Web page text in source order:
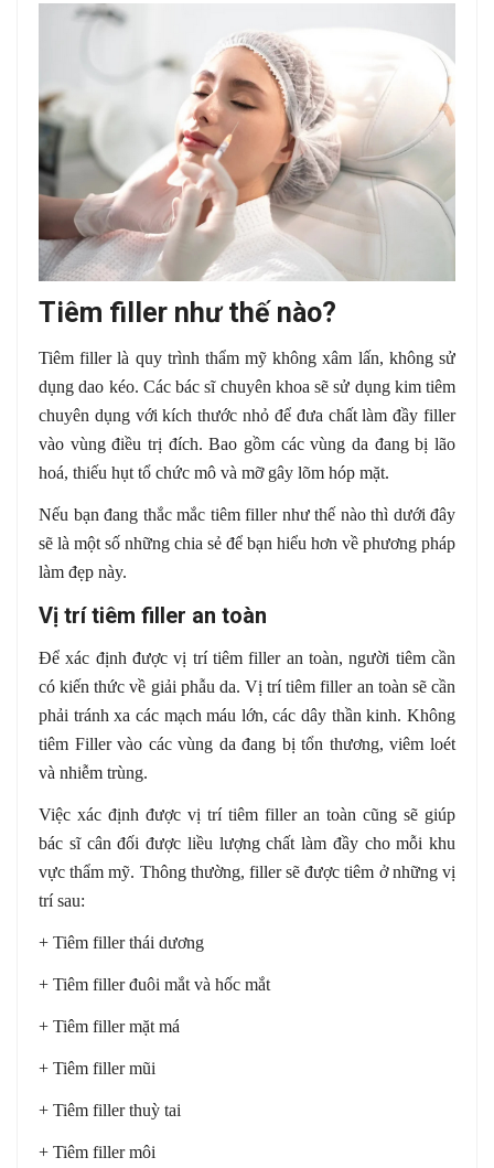
Tiêm filler như thế nào?
Tiêm filler là quy trình thẩm mỹ không xâm lấn, không sử
dụng dao kéo. Các bác sĩ chuyên khoa sẽ sử dụng kim tiêm
chuyên dụng với kích thước nhỏ để đưa chất làm đầy filler
vào vùng điều trị đích. Bao gồm các vùng da đang bị lão
hoá, thiếu hụt tổ chức mô và mỡ gây lõm hóp mặt.
Nếu bạn đang thắc mắc tiêm filler như thế nào thì dưới đây
sẽ là một số những chia sẻ để bạn hiểu hơn về phương pháp
làm đẹp này.
Vị trí tiêm filler an toàn
Để xác định được vị trí tiêm filler an toàn, người tiêm cần
có kiến thức về giải phẫu da. Vị trí tiêm filler an toàn sẽ cần
phải tránh xa các mạch máu lớn, các dây thần kinh. Không
tiêm Filler vào các vùng da đang bị tổn thương, viêm loét
và nhiễm trùng.
Việc xác định được vị trí tiêm filler an toàn cũng sẽ giúp
bác sĩ cân đối được liều lượng chất làm đầy cho mỗi khu
vực thẩm mỹ. Thông thường, filler sẽ được tiêm ở những vị
trí sau:
+ Tiêm filler thái dương
+ Tiêm filler đuôi mắt và hốc mắt
+ Tiêm filler mặt má
+ Tiêm filler mũi
+ Tiêm filler thuỳ tai
+ Tiêm filler môi